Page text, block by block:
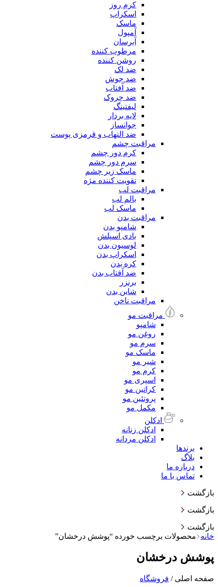
کرم روز
اسکراپ
ماسک
آمپول
آبرسان
مرطوب کننده
روشن کننده
ضد لک
ضد جوش
ضد آفتاب
ضد چروک
لیفتینگ
لایه بردار
جوانساز
ضد التهاب و قرمزی پوست
مراقبت چشم
کرم دور چشم
سرم دور چشم
ماسک زیر چشم
تقویت کننده مژه
مراقبت لب
بالم لب
ماسک لب
مراقبت بدن
شامپو بدن
بادی اسپلش
لوسیون بدن
اسکراپ بدن
کره بدن
ضد آفتاب بدن
برنزر
شاین بدن
مراقبت ناخن
مراقبت مو
شامپو
روغن مو
سرم مو
ماسک مو
شیر مو
کرم مو
اسپری مو
کراتین مو
پروتئین مو
مکمل مو
ادکلن
ادکلن زنانه
ادکلن مردانه
برندها
بلاگ
درباره ما
تماس با ما
بازگشت
بازگشت
بازگشت
خانه
محصولات برچسب خورده “پوشش درخشان”
پوشش درخشان
صفحه اصلی / فروشگاه